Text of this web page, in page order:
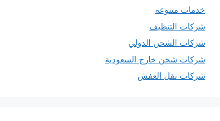
خدمات متنوعة
شركات التنظيف
شركات الشحن الدولي
شركات شحن خارج السعودية
شركات نقل العفش